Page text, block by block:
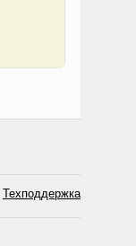
Техподдержка